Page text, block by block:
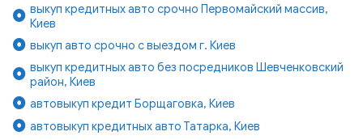
выкуп кредитных авто срочно Первомайский массив,
Киев
выкуп авто срочно с выездом г. Киев
выкуп кредитных авто без посредников Шевченковский
район, Киев
автовыкуп кредит Борщаговка, Киев
автовыкуп кредитных авто Татарка, Киев